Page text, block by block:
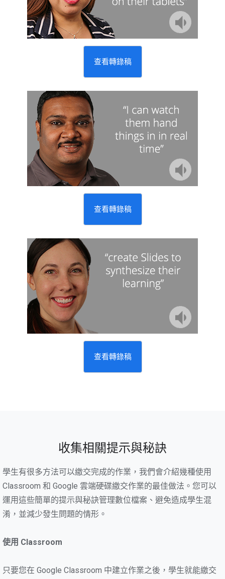
查看轉錄稿
查看轉錄稿
查看轉錄稿
收集相關提示與秘訣
學生有很多方法可以繳交完成的作業，我們會介紹幾種使用
Classroom 和 Google 雲端硬碟繳交作業的最佳做法。您可以
運用這些簡單的提示與秘訣管理數位檔案、避免造成學生混
淆，並減少發生問題的情形。
使用 Classroom
只要您在 Google Classroom 中建立作業之後，學生就能繳交